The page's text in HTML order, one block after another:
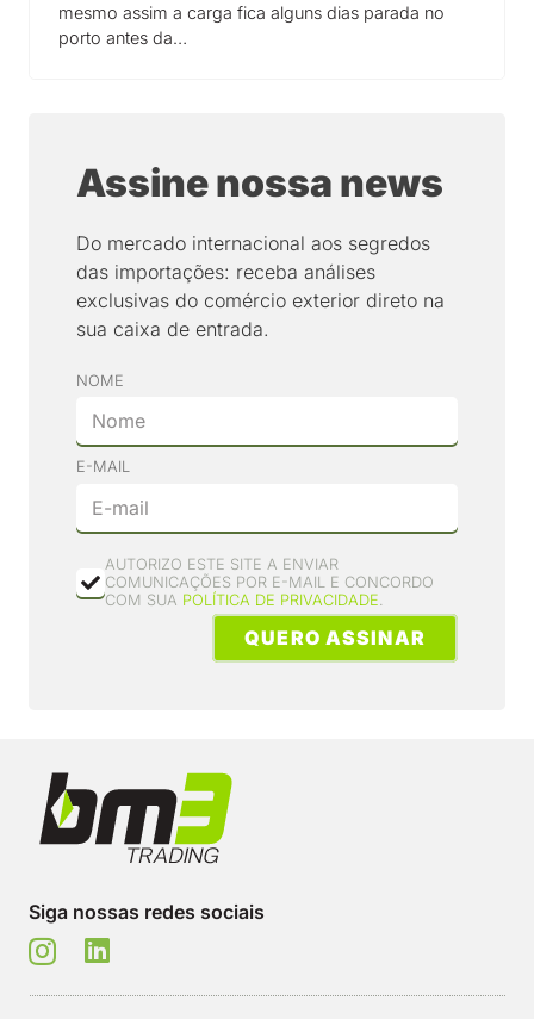
mesmo assim a carga fica alguns dias parada no
porto antes da…
Assine nossa news
Do mercado internacional aos segredos
das importações: receba análises
exclusivas do comércio exterior direto na
sua caixa de entrada.
NOME
E-MAIL
AUTORIZO ESTE SITE A ENVIAR
COMUNICAÇÕES POR E-MAIL E CONCORDO
COM SUA POLÍTICA DE PRIVACIDADE.
QUERO ASSINAR
Siga nossas redes sociais